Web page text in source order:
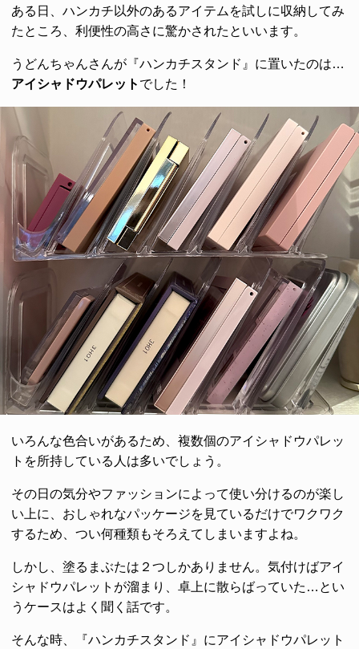
ある日、ハンカチ以外のあるアイテムを試しに収納してみ
たところ、利便性の高さに驚かされたといいます。
うどんちゃんさんが『ハンカチスタンド』に置いたのは…
アイシャドウパレット でした！
いろんな色合いがあるため、複数個のアイシャドウパレッ
トを所持している人は多いでしょう。
その日の気分やファッションによって使い分けるのが楽し
い上に、おしゃれなパッケージを見ているだけでワクワク
するため、つい何種類もそろえてしまいますよね。
しかし、塗るまぶたは２つしかありません。気付けばアイ
シャドウパレットが溜まり、卓上に散らばっていた…とい
うケースはよく聞く話です。
そんな時、『ハンカチスタンド』にアイシャドウパレット